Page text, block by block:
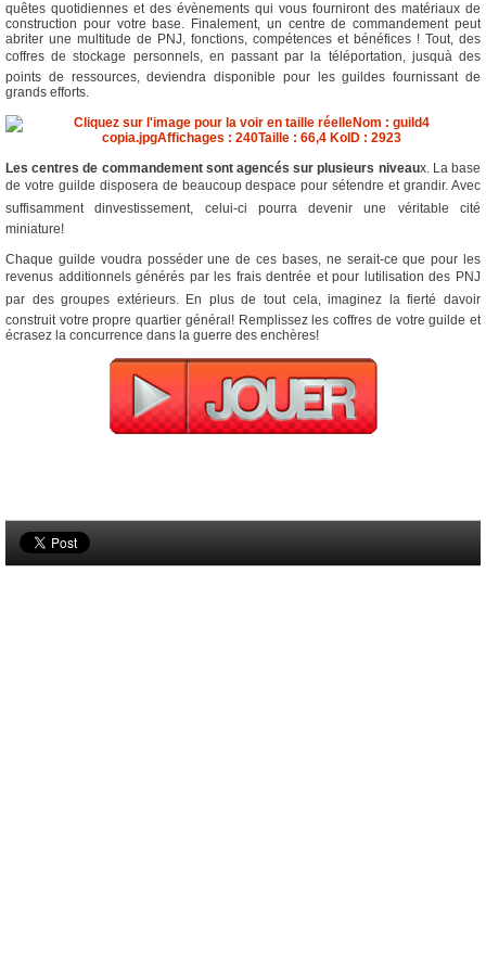
quêtes quotidiennes et des évènements qui vous fourniront des matériaux de
construction pour votre base. Finalement, un centre de commandement peut
abriter une multitude de PNJ, fonctions, compétences et bénéfices ! Tout, des
coffres de stockage personnels, en passant par la téléportation, jusquà des
points de ressources, deviendra disponible pour les guildes fournissant de
grands efforts.
Les centres de commandement sont agencés sur plusieurs niveaux. La base
de votre guilde disposera de beaucoup despace pour sétendre et grandir. Avec
suffisamment dinvestissement, celui-ci pourra devenir une véritable cité
miniature!
Chaque guilde voudra posséder une de ces bases, ne serait-ce que pour les
revenus additionnels générés par les frais dentrée et pour lutilisation des PNJ
par des groupes extérieurs. En plus de tout cela, imaginez la fierté davoir
construit votre propre quartier général! Remplissez les coffres de votre guilde et
écrasez la concurrence dans la guerre des enchères!